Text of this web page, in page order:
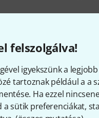
felszolgálva!
igyekszünk a
tartoznak például a a
Ha ezzel
a sütik preferenciákat,
/ Playback Channels